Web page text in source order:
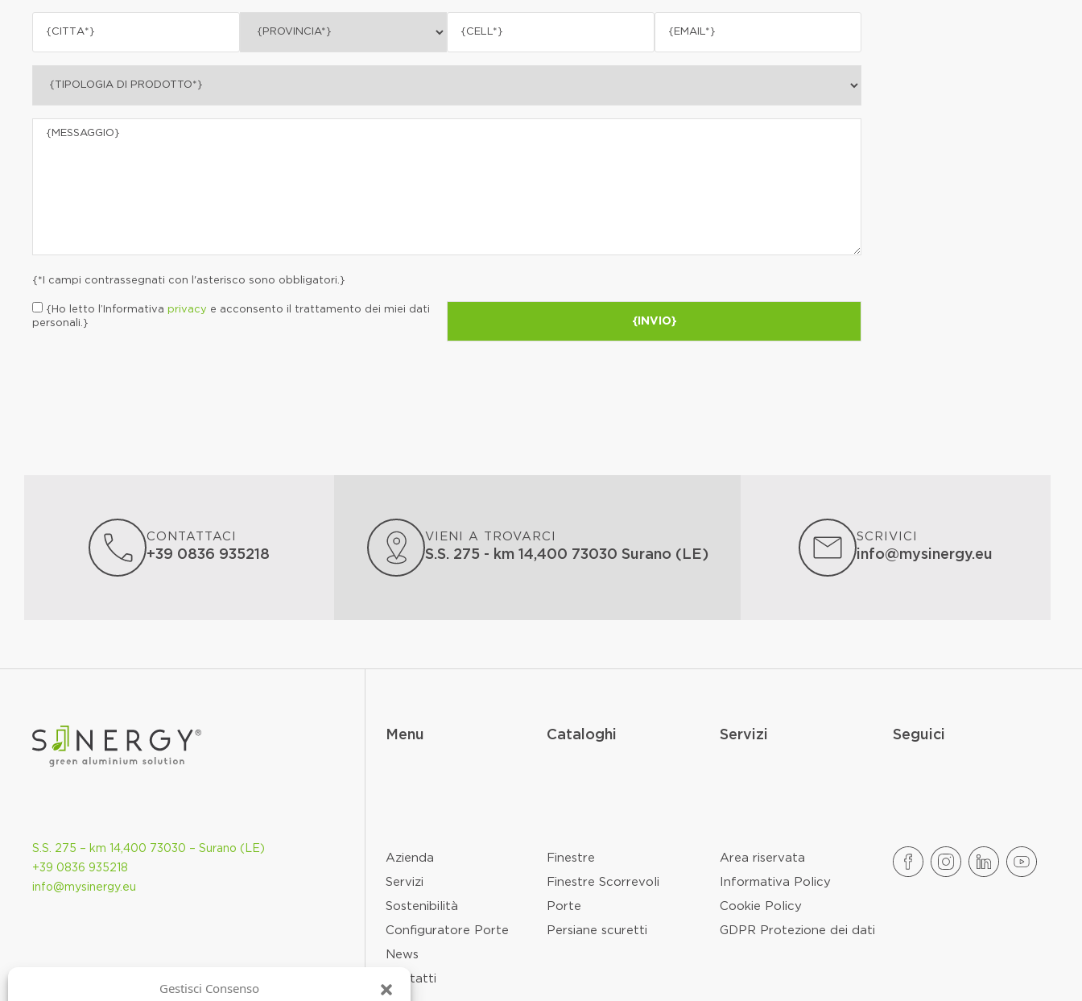
Gestisci Consenso
{*I campi contrassegnati con l'asterisco sono obbligatori.}
{Ho letto l’Informativa privacy e acconsento il trattamento dei miei dati
personali.}
CONTATTACI
+39 0836 935218
VIENI A TROVARCI
S.S. 275 - km 14,400 73030 Surano (LE)
SCRIVICI
info@mysinergy.eu
S.S. 275 – km 14,400 73030 – Surano (LE)
+39 0836 935218
info@mysinergy.eu
Menu
Azienda
Servizi
Sostenibilità
Configuratore Porte
News
Contatti
Cataloghi
Finestre
Finestre Scorrevoli
Porte
Persiane scuretti
Servizi
Area riservata
Informativa Policy
Cookie Policy
GDPR Protezione dei dati
Seguici